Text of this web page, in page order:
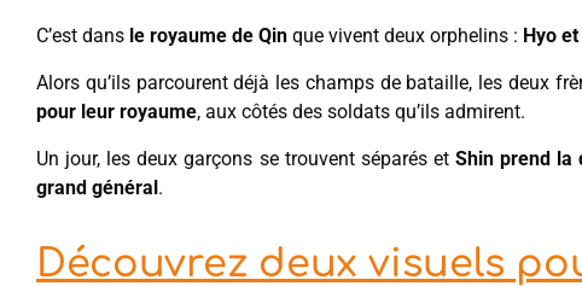
C’est dans le royaume de Qin que vivent deux orphelins : Hyo
Alors qu’ils parcourent déjà les champs de bataille, les deux
pour leur royaume, aux côtés des soldats qu’ils admirent.
Un jour, les deux garçons se trouvent séparés et Shin prend la
grand général.
Découvrez deux visuels